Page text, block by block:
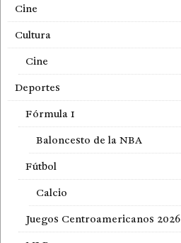
Cine
Cultura
Cine
Deportes
Fórmula 1
Baloncesto de la NBA
Fútbol
Calcio
Juegos Centroamericanos 2026